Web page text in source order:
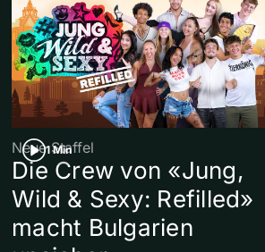
1 Min
Neue Staffel
Die Crew von «Jung,
Wild & Sexy: Refilled»
macht Bulgarien